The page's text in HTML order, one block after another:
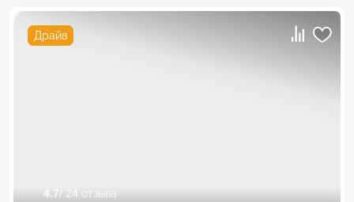
Драйв
4.7/ 24 отзыва